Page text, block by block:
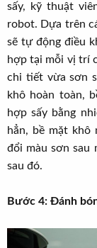
sấy, kỹ thuật
robot. Dựa trên
sẽ tự động điều
hợp tại mỗi vị trí
chi tiết vừa sơn
khô hoàn toàn,
hợp sấy bằng
hẳn, bề mặt khô
đổi màu sơn sau
sau đó.
Bước 4: Đánh